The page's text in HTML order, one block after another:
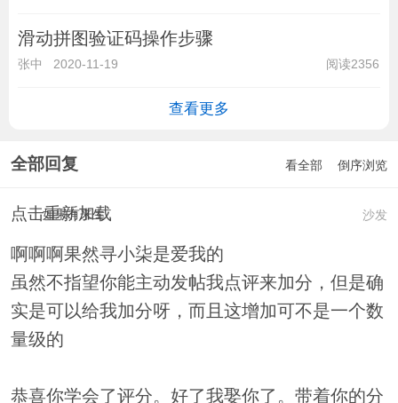
滑动拼图验证码操作步骤
张中 2020-11-19 阅读2356
查看更多
全部回复 看全部 倒序浏览
点击重新加载 沙发
如果有来生
啊啊啊果然寻小柒是爱我的
虽然不指望你能主动发帖我点评来加分，但是确
实是可以给我加分呀，而且这增加可不是一个数
量级的
恭喜你学会了评分。好了我娶你了。带着你的分